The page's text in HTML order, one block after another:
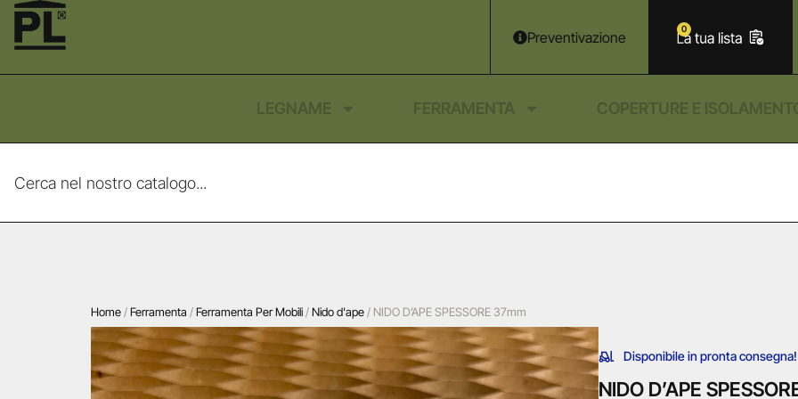
Preventivazione 0
LEGNAME FERRAMENTA COPERTURE E
Home /Ferramenta /Ferramenta Per Mobili /Nido d'ape / NIDO D’APE SPESSORE 37mm
Disponibile in pronta consegna!
NIDO D’APE